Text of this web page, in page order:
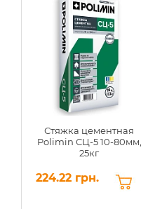
Стяжка цементная
Polimin СЦ-5 10-80мм,
25кг
224.22 грн.